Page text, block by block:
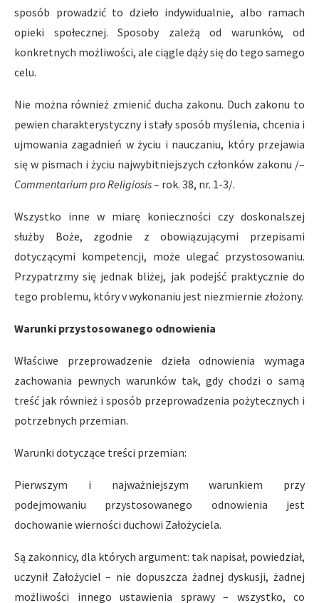
sposób prowadzić to dzieło indywidualnie, albo ramach
opieki społecznej. Sposoby zależą od warunków, od
konkretnych możliwości, ale ciągle dąży się do tego samego
celu.
Nie można również zmienić ducha zakonu. Duch zakonu to
pewien charakterystyczny i stały sposób myślenia, chcenia i
ujmowania zagadnień w życiu i nauczaniu, który przejawia
się w pismach i życiu najwybitniejszych członków zakonu /–
Commentarium pro Religiosis– rok. 38, nr. 1-3/.
Wszystko inne w miarę konieczności czy doskonalszej
służby Boże, zgodnie z obowiązującymi przepisami
dotyczącymi kompetencji, może ulegać przystosowaniu.
Przypatrzmy się jednak bliżej, jak podejść praktycznie do
tego problemu, który v wykonaniu jest niezmiernie złożony.
Warunki przystosowanego odnowienia
Właściwe przeprowadzenie dzieła odnowienia wymaga
zachowania pewnych warunków tak, gdy chodzi o samą
treść jak również i sposób przeprowadzenia pożytecznych i
potrzebnych przemian.
Warunki dotyczące treści przemian:
Pierwszym i najważniejszym warunkiem przy
podejmowaniu przystosowanego odnowienia jest
dochowanie wierności duchowi Założyciela.
Są zakonnicy, dla których argument: tak napisał, powiedział,
uczynił Założyciel – nie dopuszcza żadnej dyskusji, żadnej
możliwości innego ustawienia sprawy – wszystko, co